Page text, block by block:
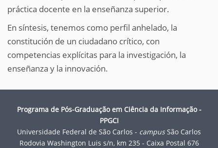
práctica docente en la enseñanza superior.
En síntesis, tenemos como perfil anhelado, la
constitución de un ciudadano crítico, con
competencias explícitas para la investigación, la
enseñanza y la innovación.
Programa de Pós-Graduação em Ciência da Informação -
PPGCI
Universidade Federal de São Carlos - campusSão Carlos
Rodovia Washington Luis s/n, km 235 - Caixa Postal 676